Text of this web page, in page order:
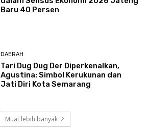
Baru 40 Persen
DAERAH
Tari Dug Dug Der Diperkenalkan,
Agustina: Simbol Kerukunan dan
Jati Diri Kota Semarang
Muat lebih banyak